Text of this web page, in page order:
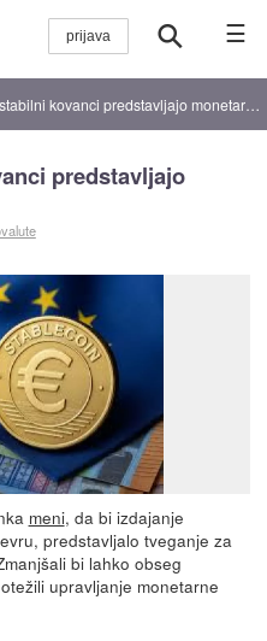
☰
kovanci predstavljajo monetarno tveganje
predstavljajo
meni, da bi izdajanje
predstavljalo tveganje za
bi lahko obseg
upravljanje monetarne